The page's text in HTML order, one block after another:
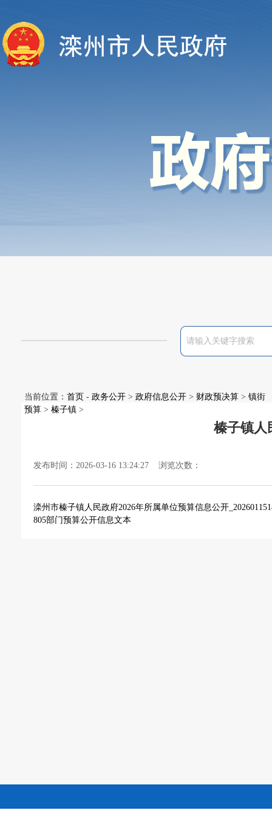
当前位置： 首页 - 政务公开 > 政府信息公开 > 财政预决算 > 镇街
预算 > 榛子镇 >
榛子镇人
发布时间：2026-03-16 13:24:27 浏览次数：
滦州市榛子镇人民政府2026年所属单位预算信息公开
805部门预算公开信息文本